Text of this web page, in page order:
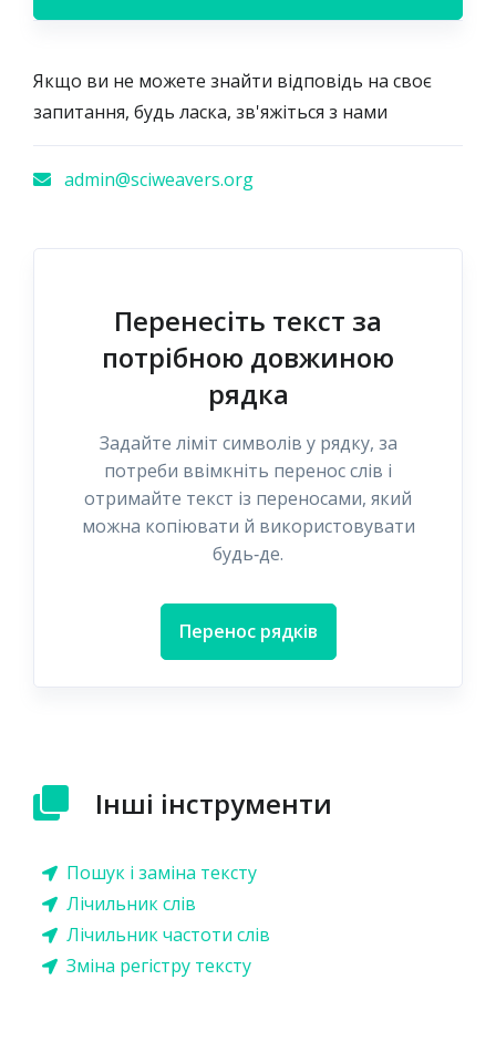
Якщо ви не можете знайти відповідь на своє
запитання, будь ласка, зв'яжіться з нами
admin@sciweavers.org
Перенесіть текст за
потрібною довжиною
рядка
Задайте ліміт символів у рядку, за
потреби ввімкніть перенос слів і
отримайте текст із переносами, який
можна копіювати й використовувати
будь‑де.
Перенос рядків
Інші інструменти
Пошук і заміна тексту
Лічильник слів
Лічильник частоти слів
Зміна регістру тексту